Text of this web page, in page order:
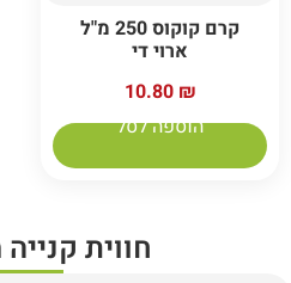
קרם קוקוס 250 מ"ל
ארוי די
10.80 ₪
הוספה לסל
חווית